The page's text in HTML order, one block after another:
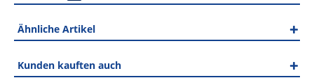
Ähnliche Artikel
Kunden kauften auch